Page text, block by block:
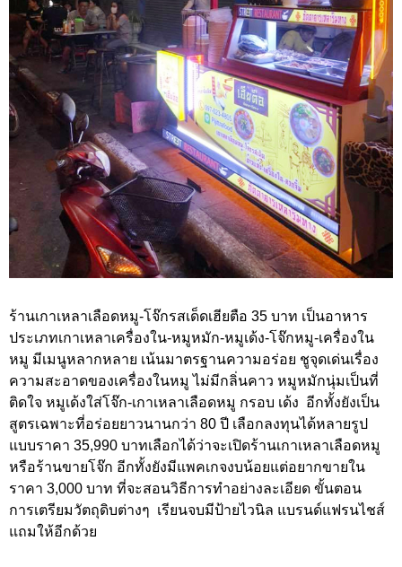
ร้านเกาเหลาเลือดหมู-โจ๊กรสเด็ดเฮียตือ 35 บาท เป็นอาหาร
ประเภทเกาเหลาเครื่องใน-หมูหมัก-หมูเด้ง-โจ๊กหมู-เครื่องใน
หมู มีเมนูหลากหลาย เน้นมาตรฐานความอร่อย ชูจุดเด่นเรื่อง
ความสะอาดของเครื่องในหมู ไม่มีกลิ่นคาว หมูหมักนุ่มเป็นที่
ติดใจ หมูเด้งใส่โจ๊ก-เกาเหลาเลือดหมู กรอบ เด้ง อีกทั้งยังเป็น
สูตรเฉพาะที่อร่อยยาวนานกว่า 80 ปี เลือกลงทุนได้หลายรูป
แบบราคา 35,990 บาทเลือกได้ว่าจะเปิดร้านเกาเหลาเลือดหมู
หรือร้านขายโจ๊ก อีกทั้งยังมีแพคเกจงบน้อยแต่อยากขายใน
ราคา 3,000 บาท ที่จะสอนวิธีการทำอย่างละเอียด ขั้นตอน
การเตรียมวัตถุดิบต่างๆ เรียนจบมีป้ายไวนิล แบรนด์แฟรนไชส์
แถมให้อีกด้วย